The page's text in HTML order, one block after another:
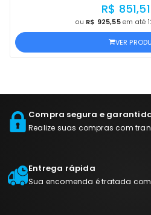
R$ 851,51
ou R$ 925,55em até
VER
Compra segura e
Realize suas compras com
Entrega rápida
Sua encomenda é tratada